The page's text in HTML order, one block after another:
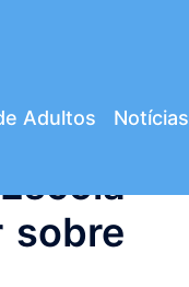
Adultos Notícias
sobre